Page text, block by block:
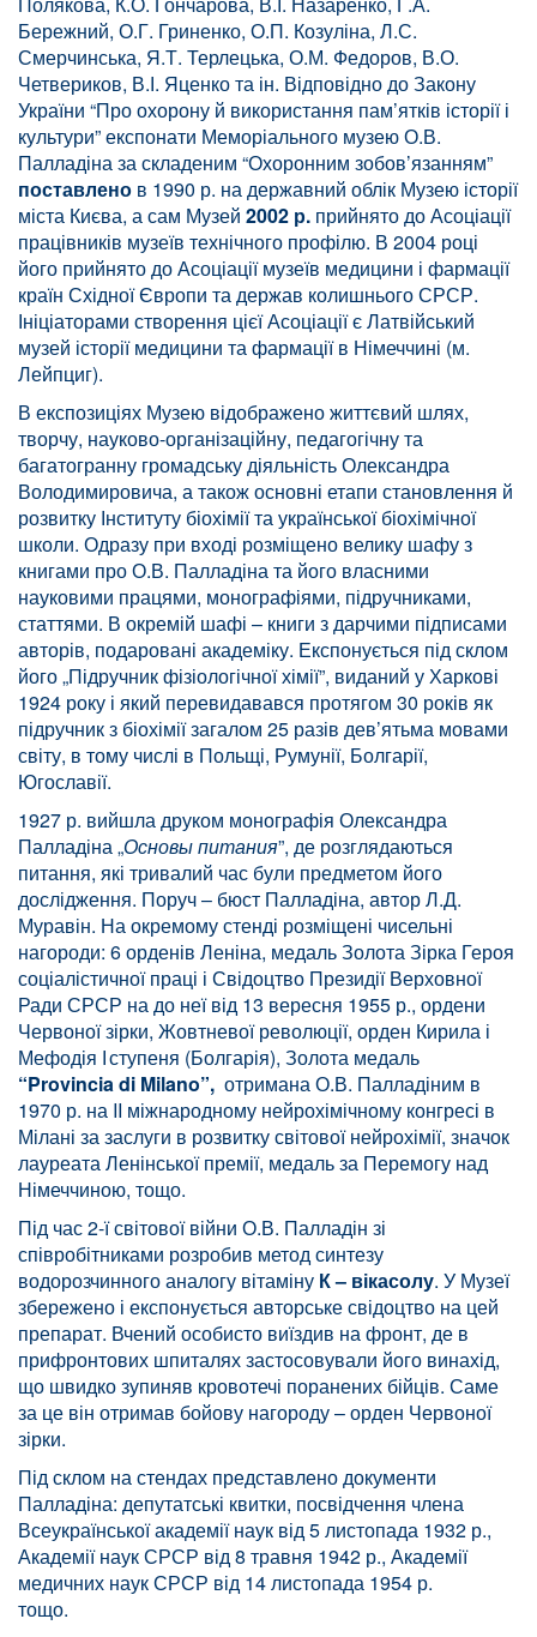
Бережний, О.Г. Гриненко, О.П. Козуліна, Л.С.
Смерчинська, Я.Т. Терлецька, О.М. Федоров, В.О.
Четвериков, В.І. Яценко та ін. Відповідно до Закону
України “Про охорону й використання пам’ятків історії і
культури” експонати Меморіального музею О.В.
Палладіна за складеним “Охоронним зобов’язанням”
поставлено в 1990 р. на державний облік Музею історії
міста Києва, а сам Музей 2002 р. прийнято до Асоціації
працівників музеїв технічного профілю. В 2004 році
його прийнято до Асоціації музеїв медицини і фармації
країн Східної Європи та держав колишнього СРСР.
Ініціаторами створення цієї Асоціації є Латвійський
музей історії медицини та фармації в Німеччині (м.
Лейпциг).
В експозиціях Музею відображено життєвий шлях,
творчу, науково-організаційну, педагогічну та
багатогранну громадську діяльність Олександра
Володимировича, а також основні етапи становлення й
розвитку Інституту біохімії та української біохімічної
школи. Одразу при вході розміщено велику шафу з
книгами про О.В. Палладіна та його власними
науковими працями, монографіями, підручниками,
статтями. В окремій шафі – книги з дарчими підписами
авторів, подаровані академіку. Експонується під склом
його „Підручник фізіологічної хімії”, виданий у Харкові
1924 року і який перевидавався протягом 30 років як
підручник з біохімії загалом 25 разів дев’ятьма мовами
світу, в тому числі в Польщі, Румунії, Болгарії,
Югославії.
1927 р. вийшла друком монографія Олександра
Палладіна „Основы питания”, де розглядаються
питання, які тривалий час були предметом його
дослідження. Поруч – бюст Палладіна, автор Л.Д.
Муравін. На окремому стенді розміщені чисельні
нагороди: 6 орденів Леніна, медаль Золота Зірка Героя
соціалістичної праці і Свідоцтво Президії Верховної
Ради СРСР на до неї від 13 вересня 1955 р., ордени
Червоної зірки, Жовтневої революції, орден Кирила і
Мефодія І ступеня (Болгарія), Золота медаль
“Provincia di Milano”, отримана О.В. Палладіним в
1970 р. на II міжнародному нейрохімічному конгресі в
Мілані за заслуги в розвитку світової нейрохімії, значок
лауреата Ленінської премії, медаль за Перемогу над
Німеччиною, тощо.
Під час 2-ї світової війни О.В. Палладін зі
співробітниками розробив метод синтезу
водорозчинного аналогу вітаміну К – вікасолу. У Музеї
збережено і експонується авторське свідоцтво на цей
препарат. Вчений особисто виїздив на фронт, де в
прифронтових шпиталях застосовували його винахід,
що швидко зупиняв кровотечі поранених бійців. Саме
за це він отримав бойову нагороду – орден Червоної
зірки.
Під склом на стендах представлено документи
Палладіна: депутатські квитки, посвідчення члена
Всеукраїнської академії наук від 5 листопада 1932 р.,
Академії наук СРСР від 8 травня 1942 р., Академії
медичних наук СРСР від 14 листопада 1954 р.
тощо.